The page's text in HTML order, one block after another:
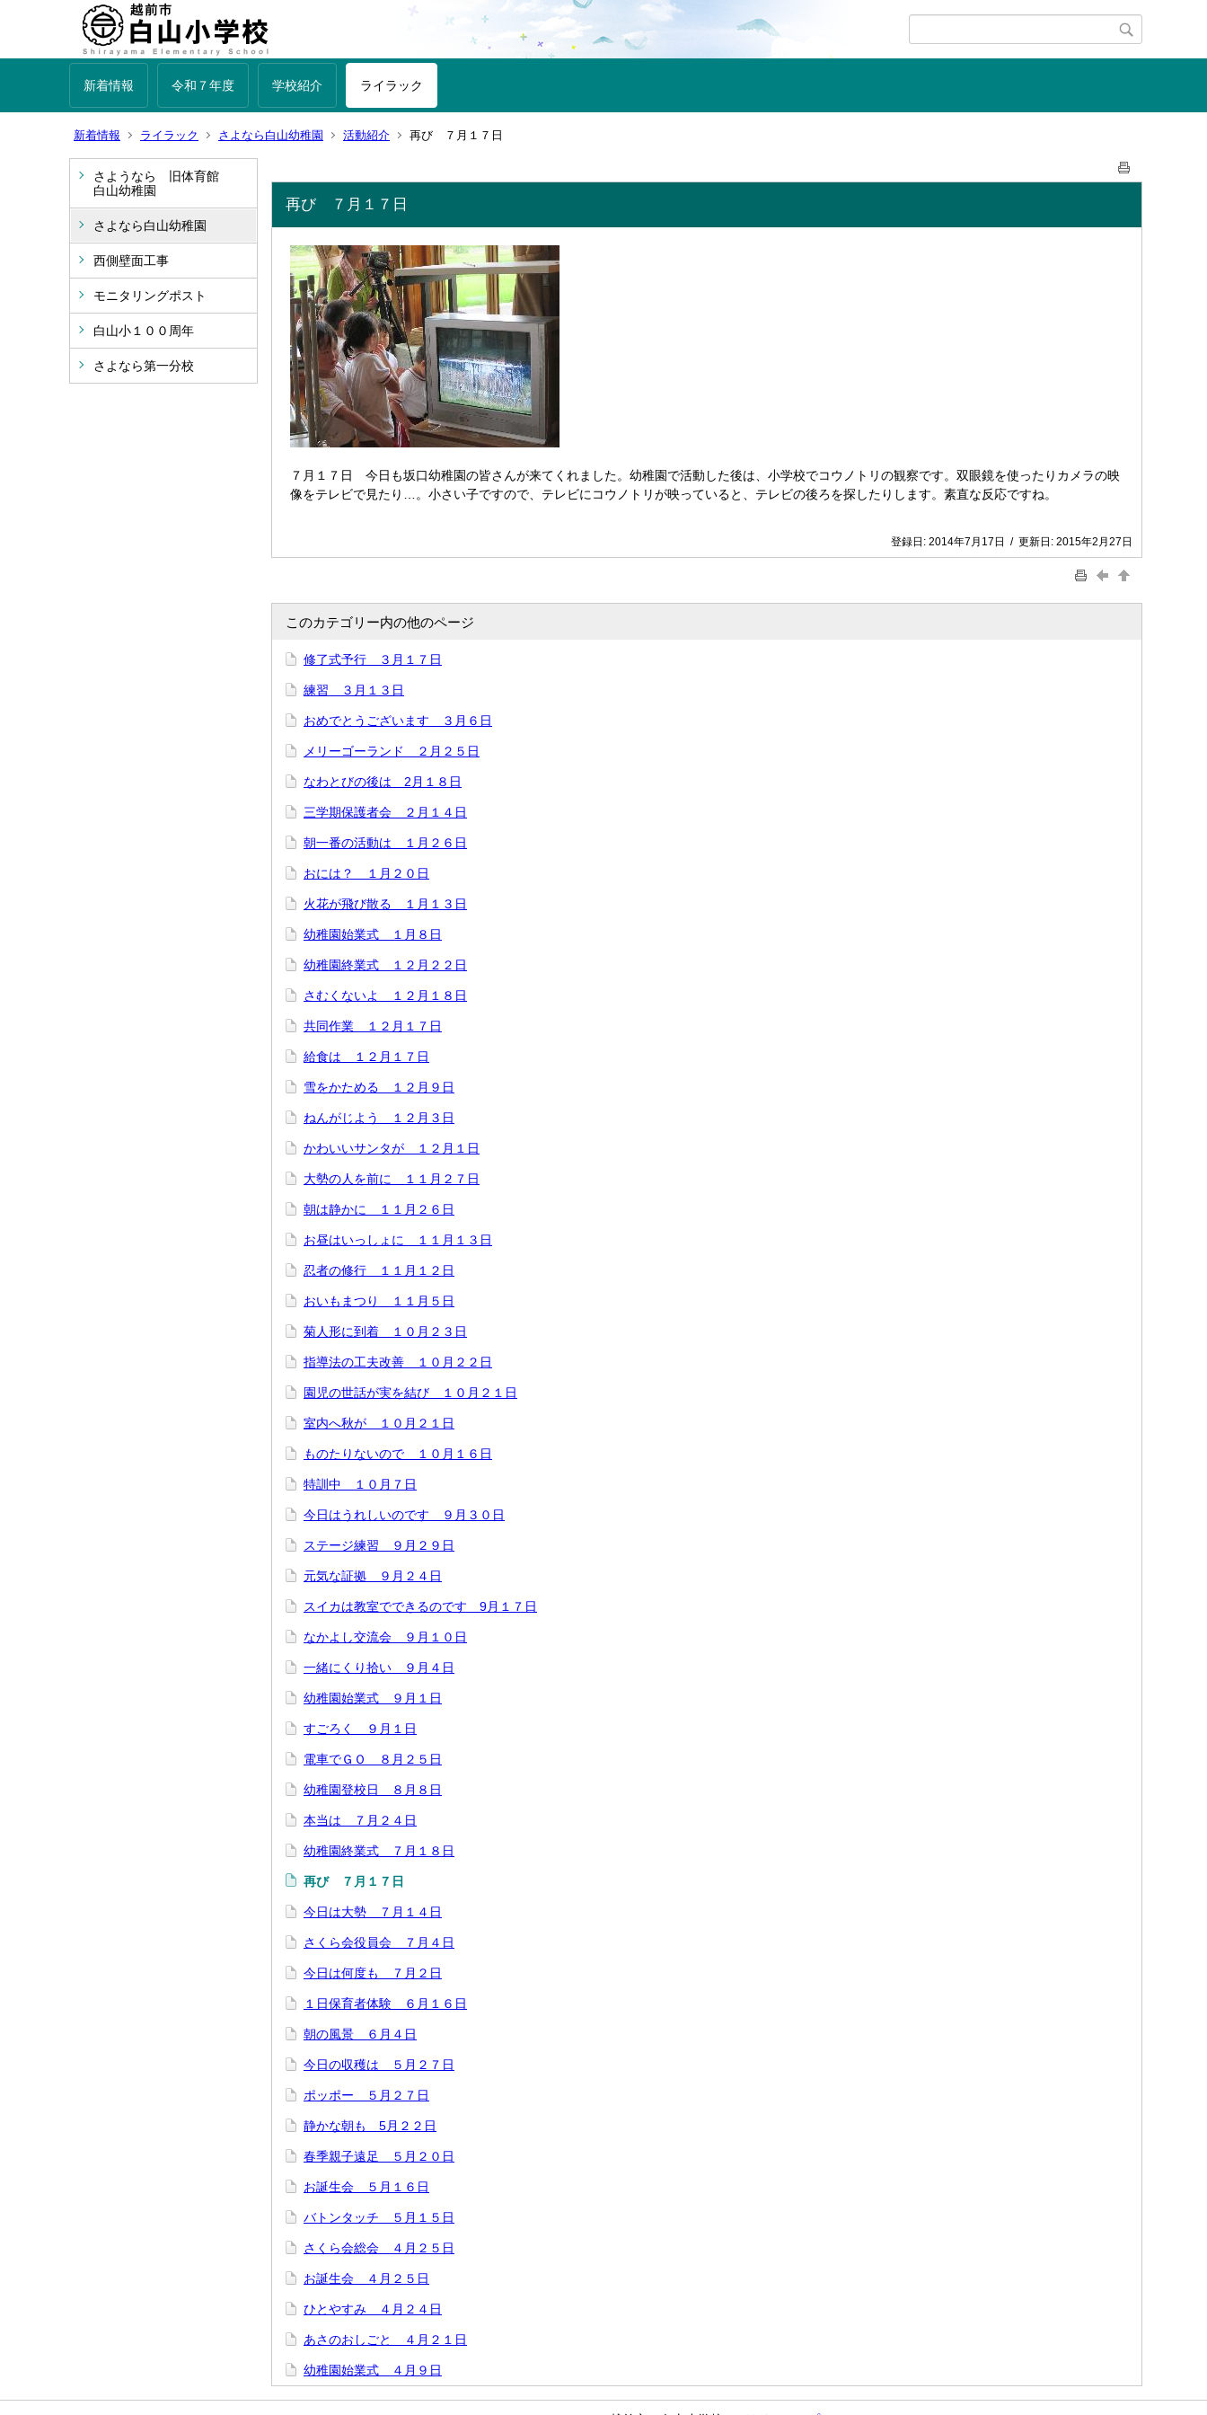
新着情報 令和７年度 学校紹介 ライラック
新着情報 ライラック さよなら白山幼稚園 活動紹介 再び ７月１７日
さようなら 旧体育館
白山幼稚園
さよなら白山幼稚園
西側壁面工事
モニタリングポスト
白山小１００周年
さよなら第一分校
再び ７月１７日
７月１７日 今日も坂口幼稚園の皆さんが来てくれました。幼稚園で活動した後は、小学校でコウノトリの観察です。双眼鏡を使ったりカメラの映
像をテレビで見たり…。小さい子ですので、テレビにコウノトリが映っていると、テレビの後ろを探したりします。素直な反応ですね。
登録日: 2014年7月17日 / 更新日: 2015年2月27日
このカテゴリー内の他のページ
修了式予行 ３月１７日
練習 ３月１３日
おめでとうございます ３月６日
メリーゴーランド ２月２５日
なわとびの後は 2月１８日
三学期保護者会 ２月１４日
朝一番の活動は １月２６日
おには？ １月２０日
火花が飛び散る １月１３日
幼稚園始業式 １月８日
幼稚園終業式 １２月２２日
さむくないよ １２月１８日
共同作業 １２月１７日
給食は １２月１７日
雪をかためる １２月９日
ねんがじよう １２月３日
かわいいサンタが １２月１日
大勢の人を前に １１月２７日
朝は静かに １１月２６日
お昼はいっしょに １１月１３日
忍者の修行 １１月１２日
おいもまつり １１月５日
菊人形に到着 １０月２３日
指導法の工夫改善 １０月２２日
園児の世話が実を結び １０月２１日
室内へ秋が １０月２１日
ものたりないので １０月１６日
特訓中 １０月７日
今日はうれしいのです ９月３０日
ステージ練習 ９月２９日
元気な証拠 ９月２４日
スイカは教室でできるのです 9月１７日
なかよし交流会 ９月１０日
一緒にくり拾い ９月４日
幼稚園始業式 ９月１日
すごろく ９月１日
電車でＧＯ ８月２５日
幼稚園登校日 ８月８日
本当は ７月２４日
幼稚園終業式 ７月１８日
再び ７月１７日
今日は大勢 ７月１４日
さくら会役員会 ７月４日
今日は何度も ７月２日
１日保育者体験 ６月１６日
朝の風景 ６月４日
今日の収穫は ５月２７日
ポッポー ５月２７日
静かな朝も 5月２２日
春季親子遠足 ５月２０日
お誕生会 ５月１６日
バトンタッチ ５月１５日
さくら会総会 ４月２５日
お誕生会 ４月２５日
ひとやすみ ４月２４日
あさのおしごと ４月２１日
幼稚園始業式 ４月９日